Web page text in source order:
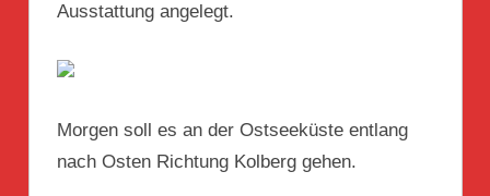
Ausstattung angelegt.
Morgen soll es an der Ostseeküste entlang
nach Osten Richtung Kolberg gehen.